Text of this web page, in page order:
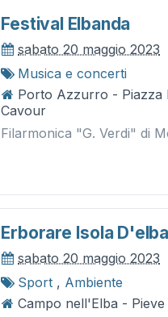
Festival Elbanda
sabato 20 maggio 2023
Musica e concerti
Porto Azzurro - Piazza
Cavour
Filarmonica "G. Verdi" di
Erborare Isola D'elba
sabato 20 maggio 2023
Sport , Ambiente
Campo nell'Elba -